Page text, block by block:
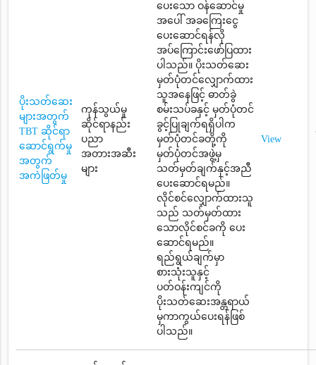
ပိုးသတ်ဆေး
များအတွက်
TBT ဆိုင်ရာ
ဆောင်ရွက်မှု
အတွက်
အကဲဖြတ်မှု
ကုန်သွယ်မှု
ဆိုင်ရာနည်း
ပညာ
အတားအဆီး
များ
ပေးသော ဝန်ဆောင်မှု
အပေါ် အခကြေးငွေ
ပေးဆောင်ရန်လို
အပ်ကြောင်းဖော်ပြထား
ပါသည်။ ပိုးသတ်ဆေး
မှတ်ပုံတင်လျှောက်ထား
သူအနေဖြင့် ဓာတ်ခွဲ
စမ်းသပ်ခနှင့် မှတ်ပုံတင်
ခွင့်ပြုချက်ရရှိပါက
မှတ်ပုံတင်ခတို့ကို
မှတ်ပုံတင်အဖွဲ့မှ
သတ်မှတ်ချက်နှင့်အညီ
ပေးဆောင်ရမည်။
လိုင်စင်လျှောက်ထားသူ
သည် သတ်မှတ်ထား
သောလိုင်စင်ခကို ပေး
ဆောင်ရမည်။
ရည်ရွယ်ချက်မှာ
စားသုံးသူနှင့်
ပတ်ဝန်းကျင်ကို
ပိုးသတ်ဆေးအန္တရာယ်
မှကာကွယ်ပေးရန်ဖြစ်
ပါသည်။
View